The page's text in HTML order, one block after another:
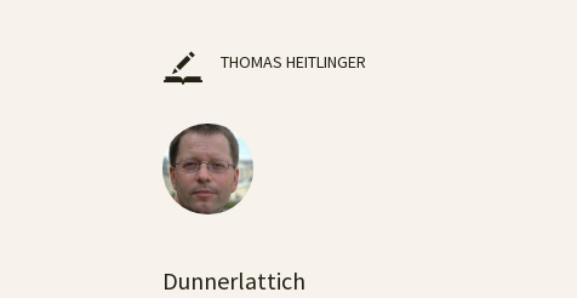
THOMAS HEITLINGER
Dunnerlattich